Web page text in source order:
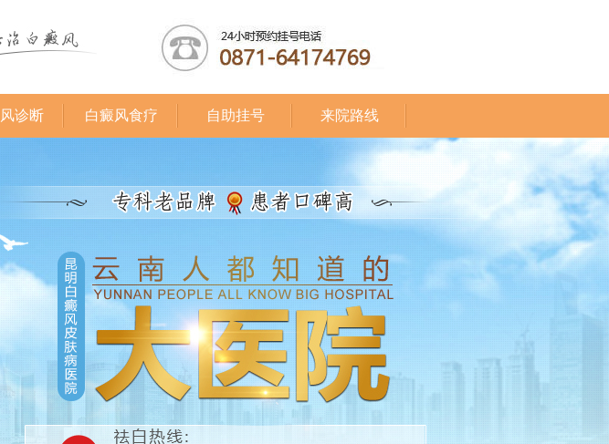
诊断 白癜风食疗 自助挂号 来院路线